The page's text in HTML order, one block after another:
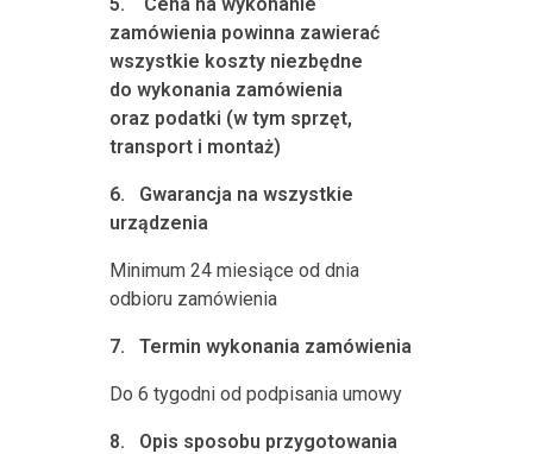
zamówienia powinna zawierać
wszystkie koszty niezbędne
do wykonania zamówienia
oraz podatki (w tym sprzęt,
transport i montaż)
6.
Gwarancja na wszystkie
urządzenia
Minimum 24 miesiące od dnia
odbioru zamówienia
7. Termin wykonania zamówienia
Do 6 tygodni od podpisania umowy
8.
Opis sposobu przygotowania